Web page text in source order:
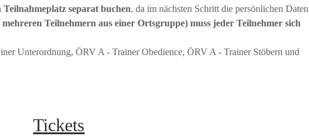
Teilnahmeplatz separat buchen, da im nächsten Schritt die persönlichen Daten
Teilnehmern aus einer Ortsgruppe) muss jeder Teilnehmer sich
Unterordnung, ÖRV A - Trainer Obedience, ÖRV A - Trainer Stöbern und
Tickets